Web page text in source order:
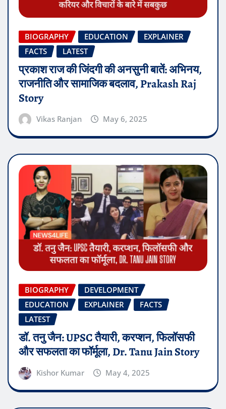
BIOGRAPHY EDUCATION
EXPLAINER
FACTS
LATEST
प्रकाश राज की जिंदगी की अनसुनी बातें: अभिनय,
राजनीति और सामाजिक बदलाव, Prakash Raj
Story
Vikas Ranjan May 6, 2025
BIOGRAPHY
DEVELOPMENT
EDUCATION
EXPLAINER
FACTS
LATEST
डॉ. तनु जैन: UPSC तैयारी, करप्शन, फिलॉसफी
और सफलता का फॉर्मूला, Dr. Tanu Jain Story
Kishor Kumar May 4, 2025